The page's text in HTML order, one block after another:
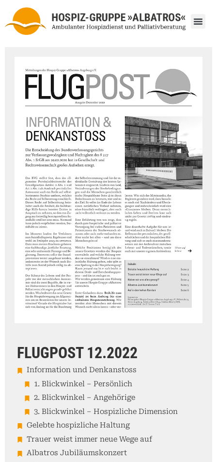
FLUGPOST 12.2022
Information und Denkanstoss
1. Blickwinkel – Persönlich
2. Blickwinkel – Angehörige
3. Blickwinkel – Hospizliche Dimension
Gelebte hospizliche Haltung
Trauer weist immer neue Wege auf
Albatros Jubiläumskonzert